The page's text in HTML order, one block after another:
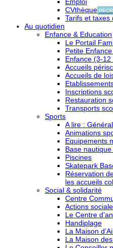
CVthèque
Tarifs et taxes
Au quotidien
Enfance & Education
Le Portail
Petite
Enfance (3-12
Accueils
Accueils de
Inscriptions
Restauration
Transports
Sports
A lire :
Animations
Equipements
Base
Piscines
Skatepark
Réservation
les accueils
Social & solidarité
Centre
Actions
Le Centre
Handiplage
La Maison
La Maison